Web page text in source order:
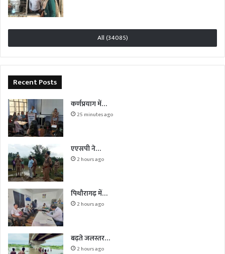
All (34085)
Recent Posts
कर्णप्रयाग में…
25 minutes ago
एएसपी ने…
2 hours ago
पिथौरागढ़ में…
2 hours ago
बढ़ते जलस्तर…
2 hours ago